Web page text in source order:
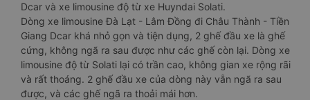
Dcar và xe limousine độ từ xe Huyndai Solati.
Dòng xe limousine Đà Lạt - Lâm Đồng đi Châu Thành - Tiền
Giang Dcar khá nhỏ gọn và tiện dụng, 2 ghế đầu xe là ghế
cứng, không ngã ra sau được như các ghế còn lại. Dòng xe
limousine độ từ Solati lại có trần cao, không gian xe rộng rãi
và rất thoáng. 2 ghế đầu xe của dòng này vẫn ngã ra sau
được, và các ghế ngã ra thoải mái hơn.